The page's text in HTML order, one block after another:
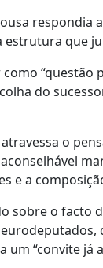
respondia
estrutura que
do
o
e a
sobre o facto
um “convite já